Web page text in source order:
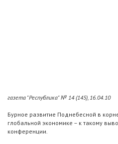
газета "Республика" № 14 (145), 16.04.10
Бурное развитие Поднебесной в
глобальной экономике – к такому
конференции.